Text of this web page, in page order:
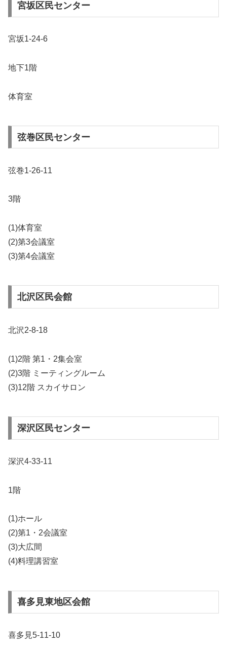
宮坂区民センター
宮坂1-24-6
地下1階
体育室
弦巻区民センター
弦巻1-26-11
3階
(1)体育室
(2)第3会議室
(3)第4会議室
北沢区民会館
北沢2-8-18
(1)2階 第1・2集会室
(2)3階 ミーティングルーム
(3)12階 スカイサロン
深沢区民センター
深沢4-33-11
1階
(1)ホール
(2)第1・2会議室
(3)大広間
(4)料理講習室
喜多見東地区会館
喜多見5-11-10